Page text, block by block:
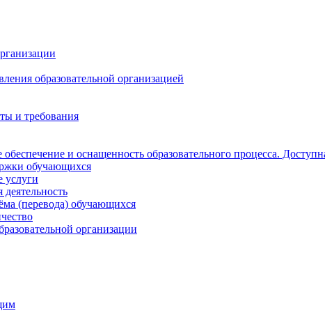
образовательной организацией
и требования
и оснащенность образовательного процесса.
обучающихся
услуги
(перевода) обучающихся
организации